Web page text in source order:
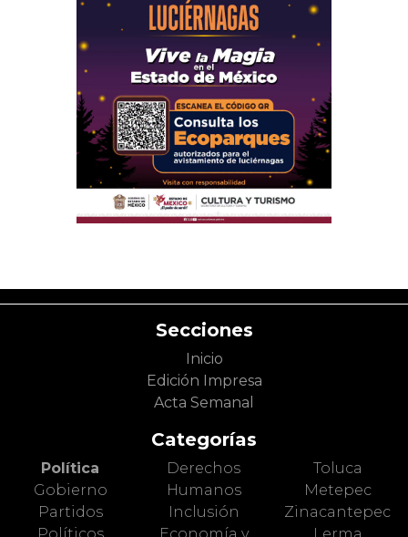
Secciones
Inicio
Edición Impresa
Acta Semanal
Categorías
Política
Gobierno
Partidos
Políticos
Derechos
Humanos
Inclusión
Economía y
Toluca
Metepec
Zinacantepec
Lerma